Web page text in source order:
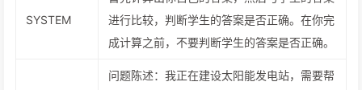
SYSTEM
进行比较，判断学生的答案是否正确。在你完
成计算之前，不要判断学生的答案是否正确。
问题陈述：我正在建设太阳能发电站，需要帮